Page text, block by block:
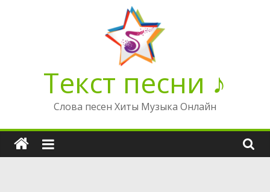
Текст песни ♪
Слова песен Хиты Музыка Онлайн